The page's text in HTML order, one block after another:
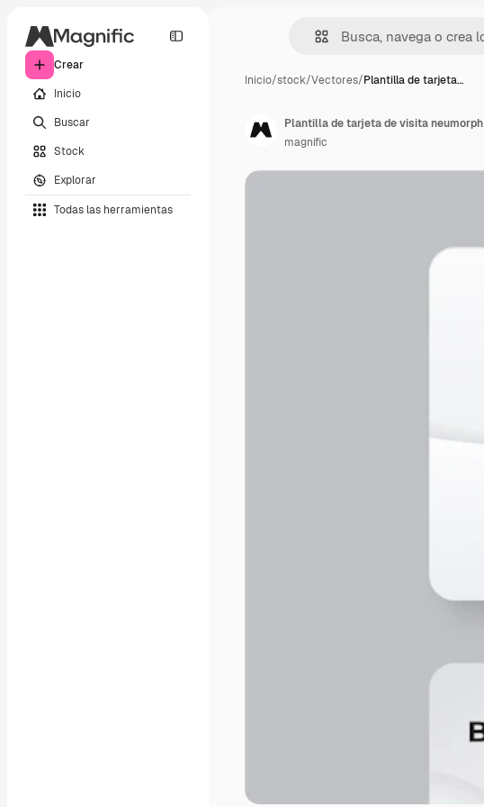
Crear
Inicio
Buscar
Stock
Explorar
Todas las herramientas
Inicio/stock/Vectores/Plantilla de tarjeta…
Plantilla de tarjeta de visita neumorph
magnific